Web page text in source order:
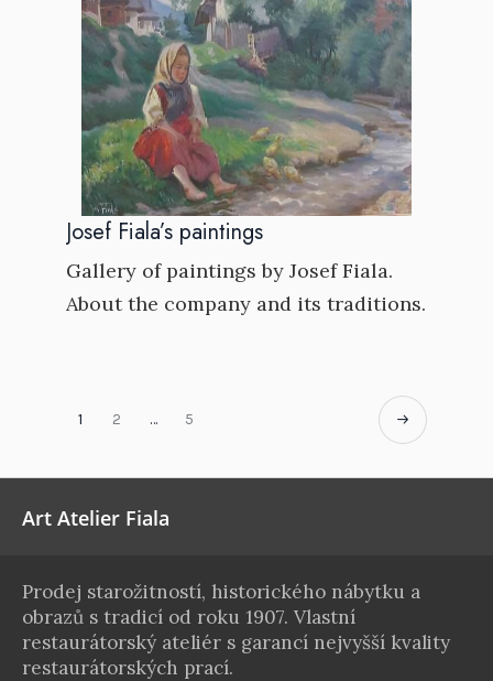
Josef Fiala’s paintings
Gallery of paintings by Josef Fiala.
About the company and its traditions.
1 2 … 5
Art Atelier Fiala
Prodej starožitností, historického nábytku a
obrazů s tradicí od roku 1907. Vlastní
restaurátorský ateliér s garancí nejvyšší kvality
restaurátorských prací.